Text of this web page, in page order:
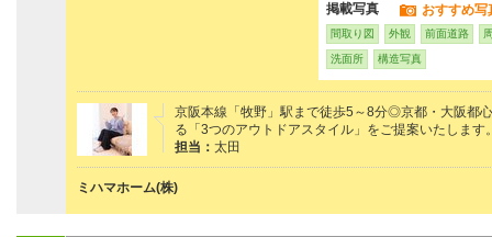
掲載写真 おすすめ写
間取り図 外観 前面道路
洗面所 構造写真
京阪本線「牧野」駅まで徒歩5～8分◎京都・大阪都
る「3つのアウトドアスタイル」をご提案いたしま
担当： 太田
ミハマホーム(株)